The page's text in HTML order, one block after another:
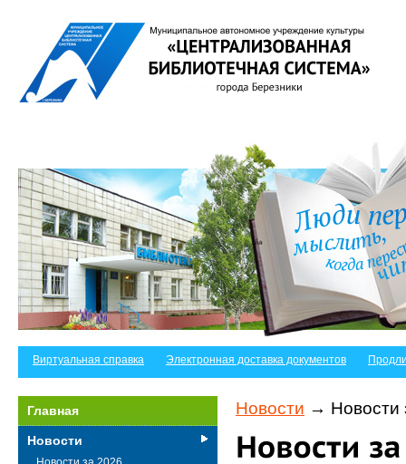
Виртуальная справка Электронная доставка документов
Новости → Новости
Главная
Новости